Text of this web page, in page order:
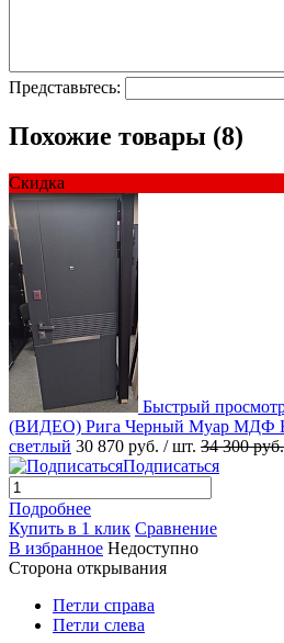
Представьтесь:
Похожие товары (8)
Скидка
Быстрый
(ВИДЕО) Рига Черный Муар МДФ
светлый 30 870 руб. / шт. 34 300 руб.
Подписаться
Подробнее
Купить в 1 клик Сравнение
В избранное Недоступно
Сторона открывания
Петли справа
Петли слева